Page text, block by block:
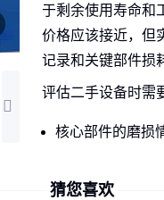
于剩余使用寿命和
价格应该接近，但
记录和关键部件损
评估二手设备时需
核心部件的磨损
适用场景匹配度
猜您喜欢